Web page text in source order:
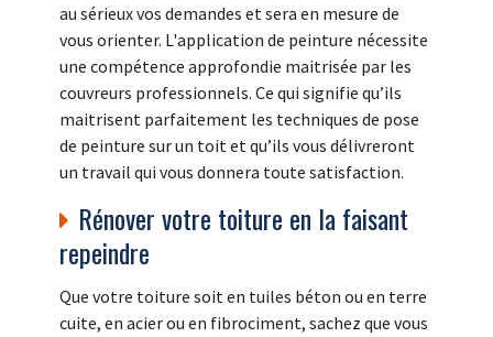
au sérieux vos demandes et sera en mesure de
vous orienter. L'application de peinture nécessite
une compétence approfondie maitrisée par les
couvreurs professionnels. Ce qui signifie qu’ils
maitrisent parfaitement les techniques de pose
de peinture sur un toit et qu’ils vous délivreront
un travail qui vous donnera toute satisfaction.
Rénover votre toiture en la faisant
repeindre
Que votre toiture soit en tuiles béton ou en terre
cuite, en acier ou en fibrociment, sachez que vous